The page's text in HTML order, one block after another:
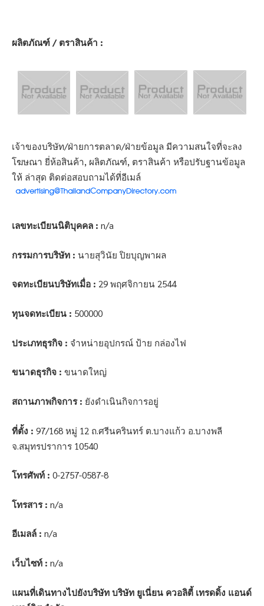
ผลิตภัณฑ์ / ตราสินค้า :
เจ้าของบริษัท/ฝ่ายการตลาด/ฝ่ายข้อมูล มีความสนใจที่จะลง
โฆษณา ยี่ห้อสินค้า, ผลิตภัณฑ์, ตราสินค้า หรือปรับฐานข้อมูล
ให้ ล่าสุด ติดต่อสอบถามได้ที่อีเมล์
เลขทะเบียนนิติบุคคล : n/a
กรรมการบริษัท : นายสุวินัย ปิยบุญพาผล
จดทะเบียนบริษัทเมื่อ : 29 พฤศจิกายน 2544
ทุนจดทะเบียน : 500000
ประเภทธุรกิจ : จำหน่ายอุปกรณ์ ป้าย กล่องไฟ
ขนาดธุรกิจ : ขนาดใหญ่
สถานภาพกิจการ : ยังดำเนินกิจการอยู่
ที่ตั้ง : 97/168 หมู่ 12 ถ.ศรีนครินทร์ ต.บางแก้ว อ.บางพลี
จ.สมุทรปราการ 10540
โทรศัพท์ : 0-2757-0587-8
โทรสาร : n/a
อีเมลล์ : n/a
เว็บไซท์ : n/a
แผนที่เดินทางไปยังบริษัท บริษัท ยูเนี่ยน ควอลิตี้ เทรดดิ้ง แอนด์